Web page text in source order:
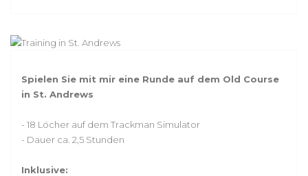
Spielen Sie mit mir eine Runde auf dem Old Course
in St. Andrews
- 18 Löcher auf dem Trackman Simulator
- Dauer ca. 2,5 Stunden
Inklusive: